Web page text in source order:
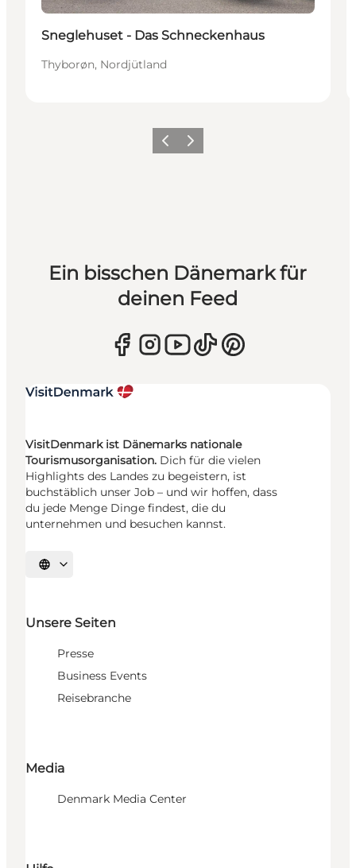
Sneglehuset - Das Schneckenhaus
Thyborøn, Nordjütland
ZurückWeiter
Ein bisschen Dänemark für
deinen Feed
VisitDenmark ist Dänemarks nationale
Tourismusorganisation. Dich für die vielen
Highlights des Landes zu begeistern, ist
buchstäblich unser Job – und wir hoffen, dass
du jede Menge Dinge findest, die du
unternehmen und besuchen kannst.
Sprache auswählen
Unsere Seiten
Presse
Business Events
Reisebranche
Media
Denmark Media Center